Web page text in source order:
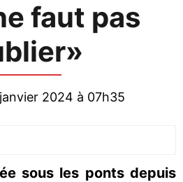
faut pas
2024 à 07h35
sous les ponts depuis